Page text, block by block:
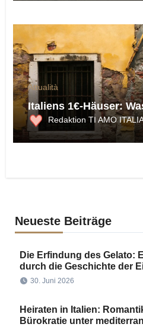
Attualità
Italiens 1€-Häuser:
Redaktion TI AMO
Neueste Beiträge
Die Erfindung des Gelato:
durch die Geschichte der
30. Juni 2026
Heiraten in Italien:
Bürokratie unter